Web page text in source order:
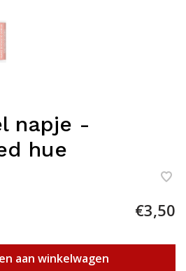
napje -
hue
€3,50
aan winkelwagen